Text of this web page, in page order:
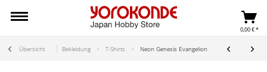
0,00 € *
Übersicht Bekleidung T-Shirts Neon Genesis Evangelion